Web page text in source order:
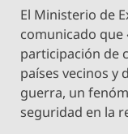
El Ministerio de
comunicado que
participación de
países vecinos y
guerra, un
seguridad en la